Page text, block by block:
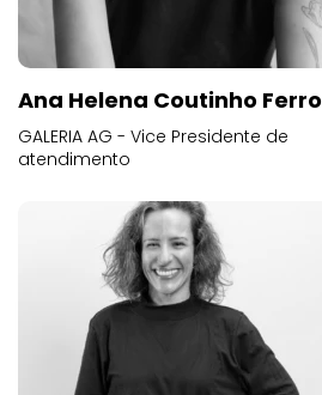
Ana Helena Coutinho Ferro
GALERIA AG - Vice Presidente de
atendimento